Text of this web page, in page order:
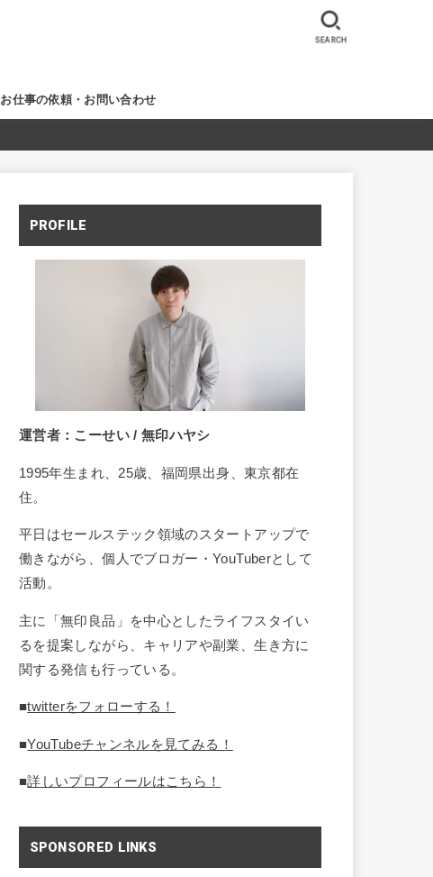
お仕事の依頼・お問い合わせ
SEARCH
PROFILE
運営者：こーせい / 無印ハヤシ
1995年生まれ、25歳、福岡県出身、東京都在
住。
平日はセールステック領域のスタートアップで
働きながら、個人でブロガー・YouTuberとして
活動。
主に「無印良品」を中心としたライフスタイい
るを提案しながら、キャリアや副業、生き方に
関する発信も行っている。
■twitterをフォローする！
■YouTubeチャンネルを見てみる！
■詳しいプロフィールはこちら！
SPONSORED LINKS